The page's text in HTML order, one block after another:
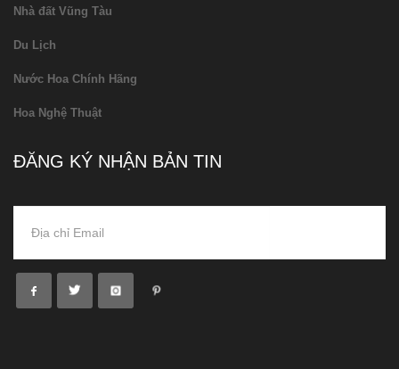
Nhà đất Vũng Tàu
Du Lịch
Nước Hoa Chính Hãng
Hoa Nghệ Thuật
ĐĂNG KÝ NHẬN BẢN TIN